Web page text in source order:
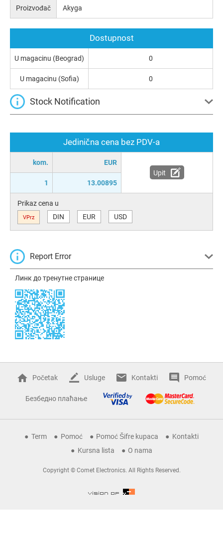
Proizvođač Akyga
Jedinična cena bez PDV-a
kom. EUR
1 13.00895
Upit
Prikaz cena u
VPrz DIN EUR USD
Report Error
Линк до тренутне странице
Dostupnost
U magacinu (Beograd) 0
U magacinu (Sofia) 0
Stock Notification
Početak Usluge Kontakti Pomoć
Безбедно плаћање
Term Pomoć Pomoć Šifre kupaca
Kontakti
Kursna lista
O nama
Copyright © Comet Electronics. All Rights Reserved.